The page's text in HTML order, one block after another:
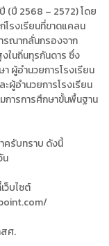
(ปี 2568 – 2572) โดย
โรงเรียนที่ขาดแคลน
รณากลั่นกรองจาก
ในถิ่นทุรกันดาร ซึ่ง
ผู้อำนวยการโรงเรียน
ผู้อำนวยการโรงเรียน
การการศึกษาขั้นพื้นฐาน
ครับทราบ ดังนี้
น
ว็บไซต์
ศ.